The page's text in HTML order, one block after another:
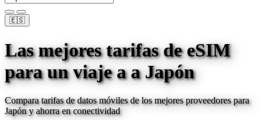
🇪🇸
Las mejores tarifas de eSIM
para un viaje aa Japón
Compara tarifas de datos móviles de los mejores proveedores para
Japóny ahorra en conectividad